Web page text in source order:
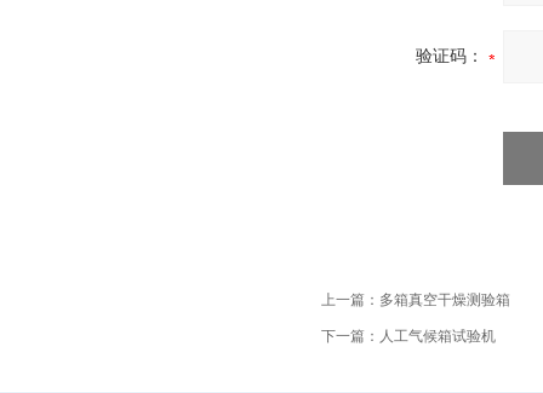
验证码：
上一篇： 多箱真空干燥测验箱
下一篇： 人工气候箱试验机